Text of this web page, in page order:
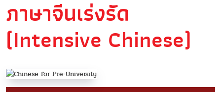
ภาษาจีนเร่งรัด
(Intensive Chinese)